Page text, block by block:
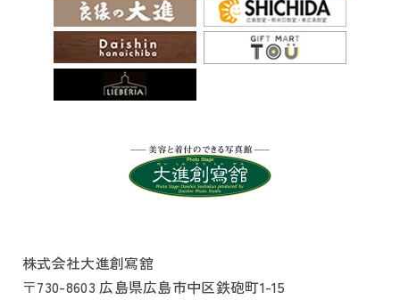
株式会社大進創寫舘
〒730-8603 広島県広島市中区鉄砲町1-15